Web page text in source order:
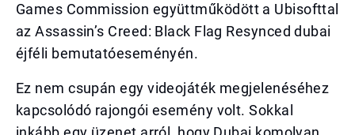
Games Commission együttműködött a Ubisofttal
az Assassin’s Creed: Black Flag Resynced dubai
éjféli bemutatóeseményén.
Ez nem csupán egy videojáték megjelenéséhez
kapcsolódó rajongói esemény volt. Sokkal